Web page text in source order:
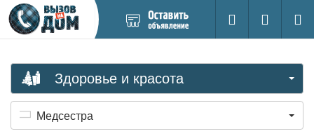
новое
Поиск
Вход на
Здоровье и красота
Медсестра